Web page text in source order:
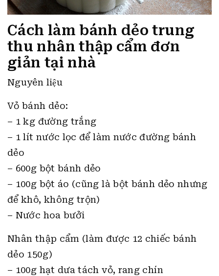
Cách làm bánh dẻo trung
thu nhân thập cẩm đơn
giản tại nhà
Nguyên liệu
Vỏ bánh dẻo:
– 1 kg đường trắng
– 1 lít nước lọc để làm nước đường bánh
dẻo
– 600g bột bánh dẻo
– 100g bột áo (cũng là bột bánh dẻo nhưng
để khô, không trộn)
– Nước hoa bưởi
Nhân thập cẩm (làm được 12 chiếc bánh
dẻo 150g)
– 100g hạt dưa tách vỏ, rang chín